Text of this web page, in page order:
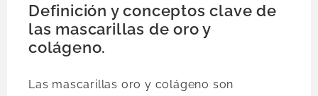
Definición y conceptos clave de
las mascarillas de oro y
colágeno.
Las mascarillas oro y colágeno son